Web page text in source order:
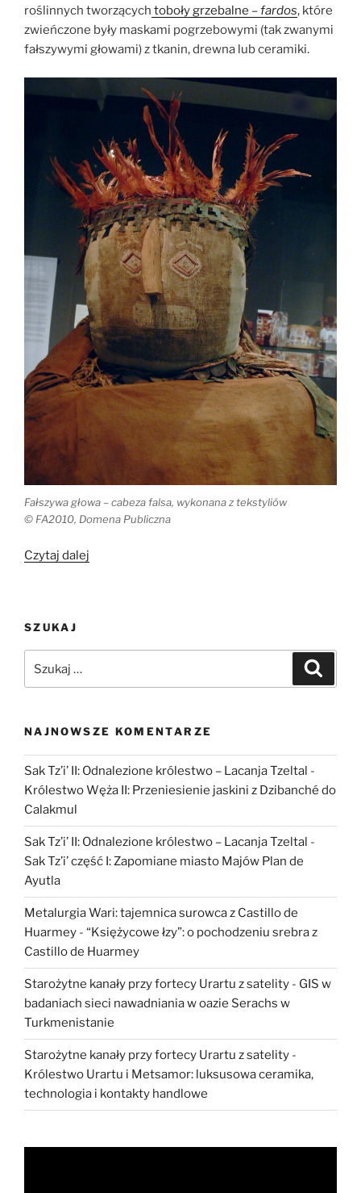
roślinnych tworzących toboły grzebalne –fardos, które
zwieńczone były maskami pogrzebowymi (tak zwanymi
fałszywymi głowami) z tkanin, drewna lub ceramiki.
Fałszywa głowa – cabeza falsa, wykonana z tekstyliów
© FA2010, Domena Publiczna
Czytaj dalej
Fałszywe
z
SZUKAJ
NAJNOWSZE KOMENTARZE
Sak Tz’i’ II: Odnalezione królestwo – Lacanja Tzeltal -
Królestwo Węża II: Przeniesienie jaskini z Dzibanché do
Calakmul
Sak Tz’i’ II: Odnalezione królestwo – Lacanja Tzeltal -
Sak Tz’i’ część I: Zapomiane miasto Majów Plan de
Ayutla
Metalurgia Wari: tajemnica surowca z Castillo de
Huarmey - “Księżycowe łzy”: o pochodzeniu srebra z
Castillo de Huarmey
Starożytne kanały przy fortecy Urartu z satelity - GIS w
badaniach sieci nawadniania w oazie Serachs w
Turkmenistanie
Starożytne kanały przy fortecy Urartu z satelity -
Królestwo Urartu i Metsamor: luksusowa ceramika,
technologia i kontakty handlowe